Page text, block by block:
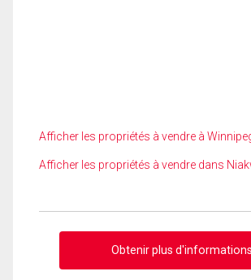
Afficher les propriétés à vendre à
Afficher les propriétés à vendre dans
Obtenir plus d'informations